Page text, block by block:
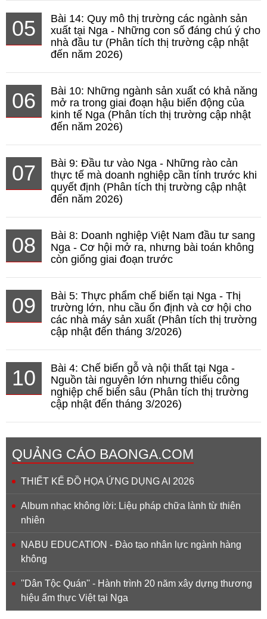
05
Bài 14: Quy mô thị trường các ngành sản
xuất tại Nga - Những con số đáng chú ý cho
nhà đầu tư (Phân tích thị trường cập nhật
đến năm 2026)
06
Bài 10: Những ngành sản xuất có khả năng
mở ra trong giai đoạn hậu biến động của
kinh tế Nga (Phân tích thị trường cập nhật
đến năm 2026)
07
Bài 9: Đầu tư vào Nga - Những rào cản
thực tế mà doanh nghiệp cần tính trước khi
quyết định (Phân tích thị trường cập nhật
đến năm 2026)
08
Bài 8: Doanh nghiệp Việt Nam đầu tư sang
Nga - Cơ hội mở ra, nhưng bài toán không
còn giống giai đoạn trước
09
Bài 5: Thực phẩm chế biến tại Nga - Thị
trường lớn, nhu cầu ổn định và cơ hội cho
các nhà máy sản xuất (Phân tích thị trường
cập nhật đến tháng 3/2026)
10
Bài 4: Chế biến gỗ và nội thất tại Nga -
Nguồn tài nguyên lớn nhưng thiếu công
nghiệp chế biến sâu (Phân tích thị trường
cập nhật đến tháng 3/2026)
QUẢNG CÁO BAONGA.COM
THIẾT KẾ ĐỒ HỌA ỨNG DỤNG AI 2026
Album nhạc không lời: Liệu pháp chữa lành từ thiên
nhiên
NABU EDUCATION - Đào tạo nhân lực ngành hàng
không
''Dân Tộc Quán'' - Hành trình 20 năm xây dựng thương
hiệu ẩm thực Việt tại Nga